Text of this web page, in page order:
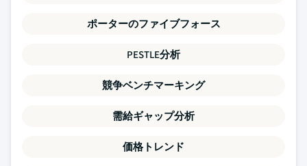
ポーターのファイブフォース
PESTLE分析
競争ベンチマーキング
需給ギャップ分析
価格トレンド